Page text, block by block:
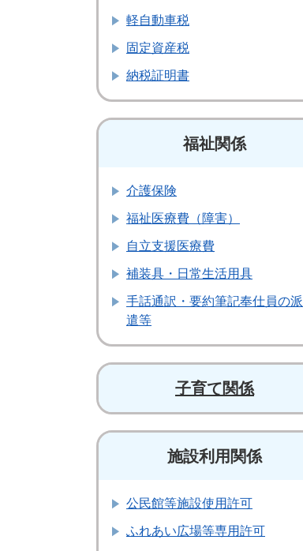
軽自動車税
固定資産税
納税証明書
福祉関係
介護保険
福祉医療費（障害）
自立支援医療費
補装具・日常生活用具
手話通訳・要約筆記奉仕員の派
遣等
子育て関係
施設利用関係
公民館等施設使用許可
ふれあい広場等専用許可